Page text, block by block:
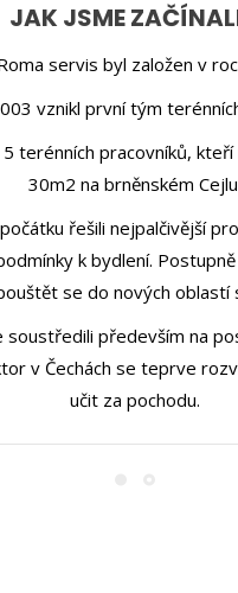
JAK JSME
servis byl založen v
vznikl první tým
terénních pracovníků, kteří
30m2 na brněnském
řešili nejpalčivější
k bydlení.
se do nových oblastí
především na
v Čechách se teprve
učit za pochodu.